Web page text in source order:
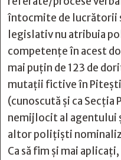
întocmite de lucrătorii
legislativ nu atribuia
competențe în acest
mai puțin de 123 de
mutații fictive în
(cunoscută și ca Secția
nemijlocit al agentului
altor polițiști
Ca să fim și mai